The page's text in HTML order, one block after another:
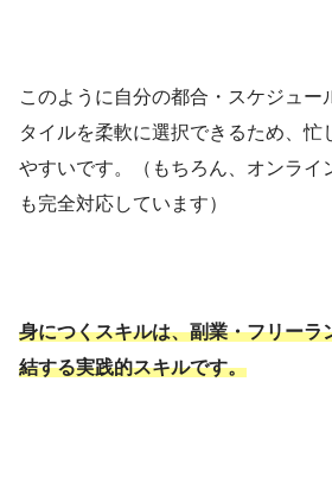
このように自分の都合・スケジュー
タイルを柔軟に選択できるため、忙
やすいです。（もちろん、オンライ
も完全対応しています）
身につくスキルは、副業・フリーラ
結する実践的スキルです。